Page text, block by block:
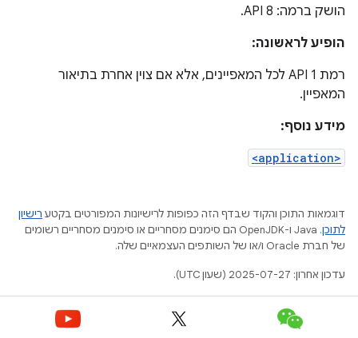
הושק ברמה: API 8.
הופיע לראשונה:
רמת API 1 לכל המאפיינים, אלא אם צוין אחרת בתיאור
המאפיין.
מידע נוסף:
<application>
דוגמאות התוכן והקוד שבדף הזה כפופות לרישיונות המפורטים בקטע רישיון
לתוכן
.‏ Java ו-OpenJDK הם סימנים מסחריים או סימנים מסחריים רשומים
של חברת Oracle ו/או של השותפים העצמאיים שלה.
עדכון אחרון: 2025-07-27 (שעון UTC).